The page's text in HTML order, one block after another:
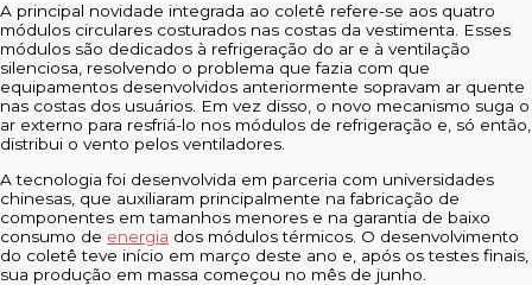
A principal novidade integrada ao coletê refere-se aos quatro
módulos circulares costurados nas costas da vestimenta. Esses
módulos são dedicados à refrigeração do ar e à ventilação
silenciosa, resolvendo o problema que fazia com que
equipamentos desenvolvidos anteriormente sopravam ar quente
nas costas dos usuários. Em vez disso, o novo mecanismo suga o
ar externo para resfriá-lo nos módulos de refrigeração e, só então,
distribui o vento pelos ventiladores.
A tecnologia foi desenvolvida em parceria com universidades
chinesas, que auxiliaram principalmente na fabricação de
componentes em tamanhos menores e na garantia de baixo
consumo de energia dos módulos térmicos. O desenvolvimento
do coletê teve início em março deste ano e, após os testes finais,
sua produção em massa começou no mês de junho.